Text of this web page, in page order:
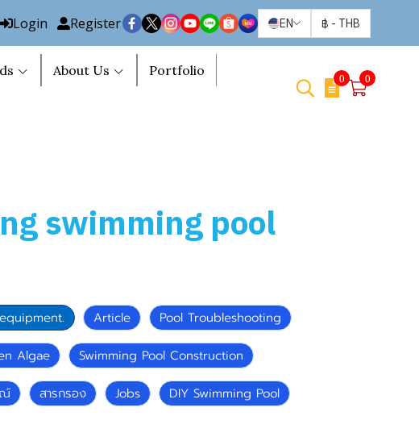
Login Register EN ฿ - THB
About Us Portfolio 0 0
swimming pool
Article Pool Troubleshooting
Algae Swimming Pool Construction
ณ์ สารกรอง Jobs DIY Swimming Pool